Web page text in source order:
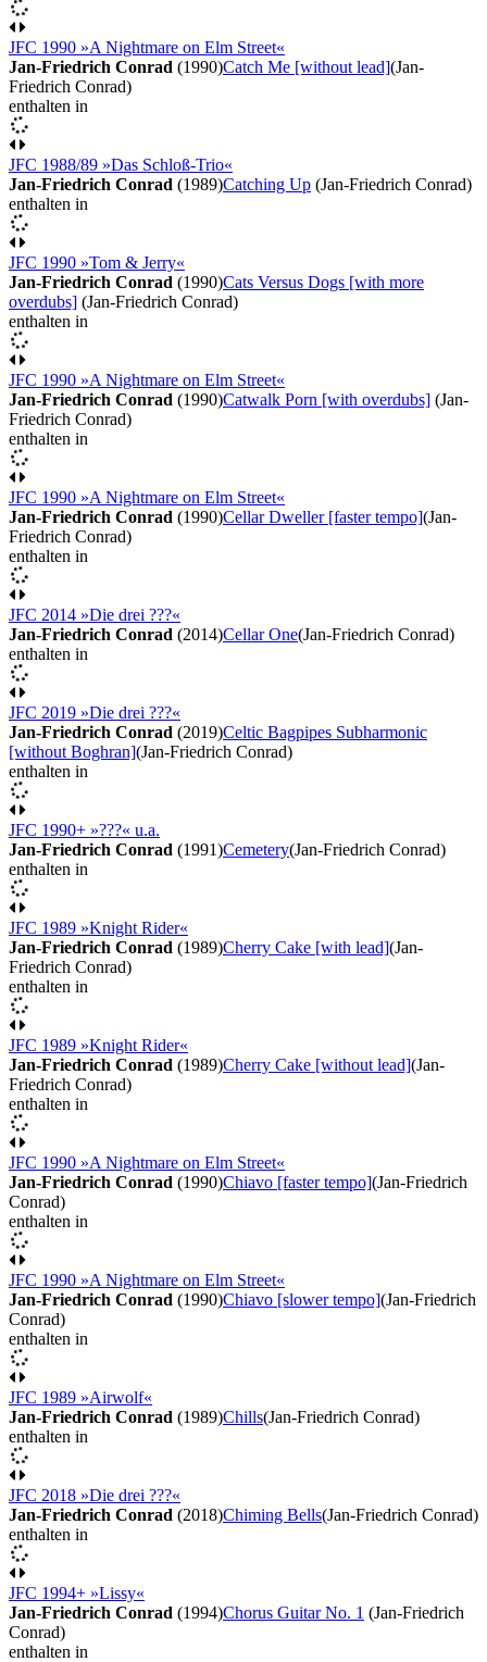
JFC 1990 »A Nightmare on Elm Street«
Jan-Friedrich Conrad (1990)Catch Me [without lead](Jan-
Friedrich Conrad)
enthalten in
JFC 1988/89 »Das Schloß-Trio«
Jan-Friedrich Conrad (1989)Catching Up (Jan-Friedrich Conrad)
enthalten in
JFC 1990 »Tom & Jerry«
Jan-Friedrich Conrad (1990)Cats Versus Dogs [with more
overdubs] (Jan-Friedrich Conrad)
enthalten in
JFC 1990 »A Nightmare on Elm Street«
Jan-Friedrich Conrad (1990)Catwalk Porn [with overdubs] (Jan-
Friedrich Conrad)
enthalten in
JFC 1990 »A Nightmare on Elm Street«
Jan-Friedrich Conrad (1990)Cellar Dweller [faster tempo](Jan-
Friedrich Conrad)
enthalten in
JFC 2014 »Die drei ???«
Jan-Friedrich Conrad (2014)Cellar One(Jan-Friedrich Conrad)
enthalten in
JFC 2019 »Die drei ???«
Jan-Friedrich Conrad (2019)Celtic Bagpipes Subharmonic
[without Boghran](Jan-Friedrich Conrad)
enthalten in
JFC 1990+ »???« u.a.
Jan-Friedrich Conrad (1991)Cemetery(Jan-Friedrich Conrad)
enthalten in
JFC 1989 »Knight Rider«
Jan-Friedrich Conrad (1989)Cherry Cake [with lead](Jan-
Friedrich Conrad)
enthalten in
JFC 1989 »Knight Rider«
Jan-Friedrich Conrad (1989)Cherry Cake [without lead](Jan-
Friedrich Conrad)
enthalten in
JFC 1990 »A Nightmare on Elm Street«
Jan-Friedrich Conrad (1990)Chiavo [faster tempo](Jan-Friedrich
Conrad)
enthalten in
JFC 1990 »A Nightmare on Elm Street«
Jan-Friedrich Conrad (1990)Chiavo [slower tempo](Jan-Friedrich
Conrad)
enthalten in
JFC 1989 »Airwolf«
Jan-Friedrich Conrad (1989)Chills(Jan-Friedrich Conrad)
enthalten in
JFC 2018 »Die drei ???«
Jan-Friedrich Conrad (2018)Chiming Bells(Jan-Friedrich Conrad)
enthalten in
JFC 1994+ »Lissy«
Jan-Friedrich Conrad (1994)Chorus Guitar No. 1 (Jan-Friedrich
Conrad)
enthalten in